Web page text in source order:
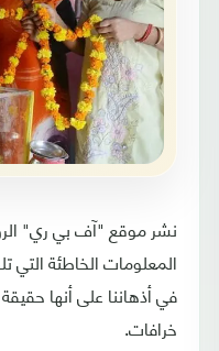
نشر موقع "آف بي ري"
المعلومات الخاطئة التي
في أذهاننا على أنها
خرافات.